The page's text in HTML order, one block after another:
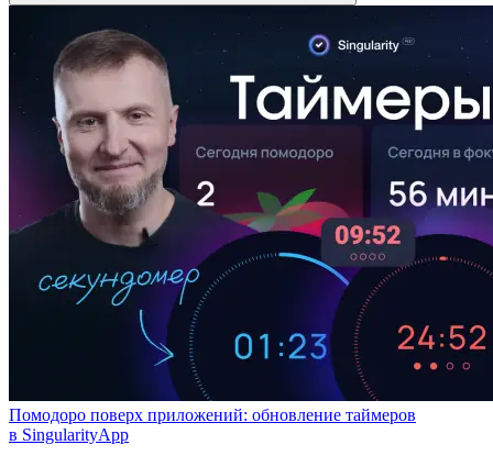
Помодоро поверх приложений: обновление таймеров
в SingularityApp